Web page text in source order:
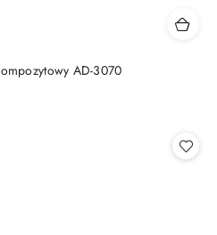
AD-3070